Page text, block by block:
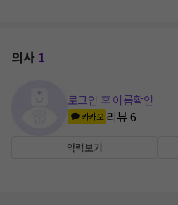
의사1
로그인 후 이름확인
카카오 리뷰6
약력보기